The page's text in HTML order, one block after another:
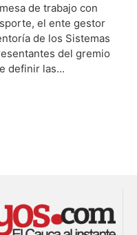
de trabajo con
el ente gestor
de los Sistemas
del gremio
definir las...